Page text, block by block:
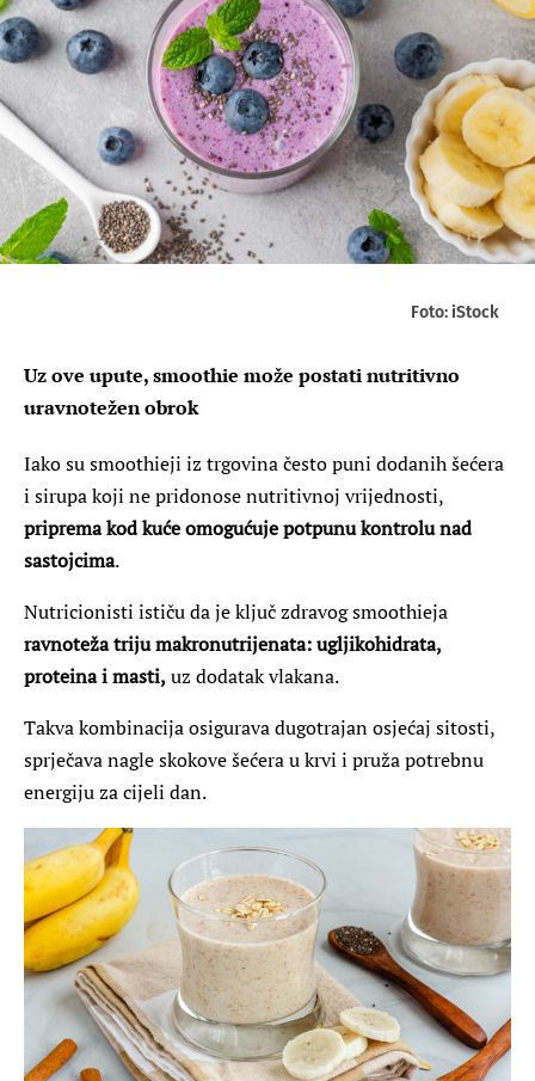
Foto: iStock
Uz ove upute, smoothie može postati nutritivno
uravnotežen obrok
Iako su smoothieji iz trgovina često puni dodanih šećera
i sirupa koji ne pridonose nutritivnoj vrijednosti,
priprema kod kuće omogućuje potpunu kontrolu nad
sastojcima.
Nutricionisti ističu da je ključ zdravog smoothieja
ravnoteža triju makronutrijenata: ugljikohidrata,
proteina i masti, uz dodatak vlakana.
Takva kombinacija osigurava dugotrajan osjećaj sitosti,
sprječava nagle skokove šećera u krvi i pruža potrebnu
energiju za cijeli dan.